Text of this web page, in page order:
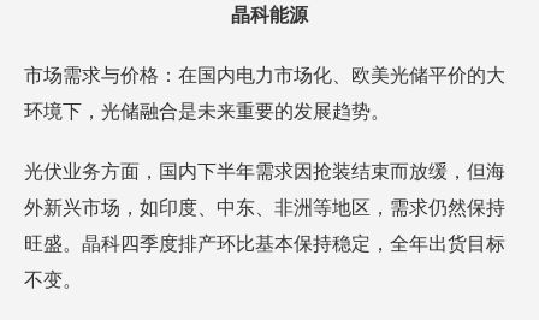
晶科能源
市场需求与价格：在国内电力市场化、欧美光储平价的大
环境下，光储融合是未来重要的发展趋势。
光伏业务方面，国内下半年需求因抢装结束而放缓，但海
外新兴市场，如印度、中东、非洲等地区，需求仍然保持
旺盛。晶科四季度排产环比基本保持稳定，全年出货目标
不变。